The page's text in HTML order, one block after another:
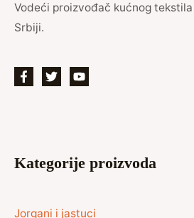
Vodeći proizvođač kućnog
Srbiji.
Kategorije proizvoda
Jorgani i jastuci